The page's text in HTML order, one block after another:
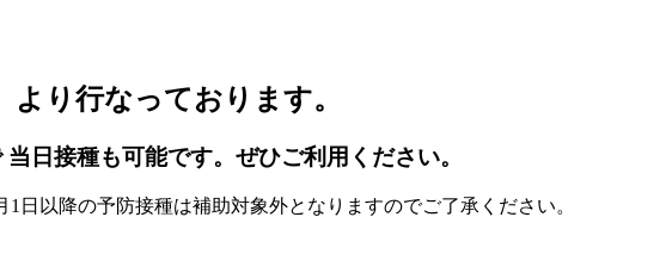
より行なっております。
日接種も可能です。ぜひご利用ください。
日以降の予防接種は補助対象外となりますのでご了承ください。